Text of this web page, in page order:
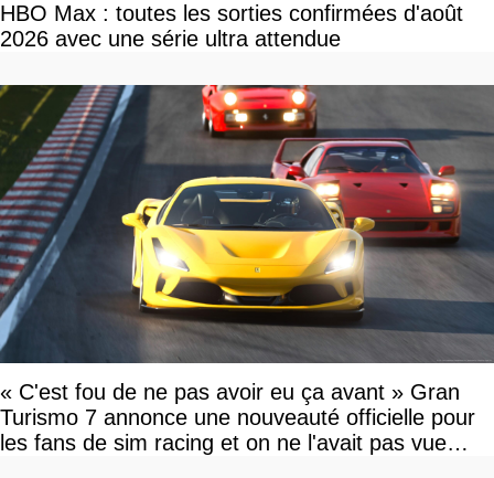
HBO Max : toutes les sorties confirmées d'août
2026 avec une série ultra attendue
« C'est fou de ne pas avoir eu ça avant » Gran
Turismo 7 annonce une nouveauté officielle pour
les fans de sim racing et on ne l'avait pas vue